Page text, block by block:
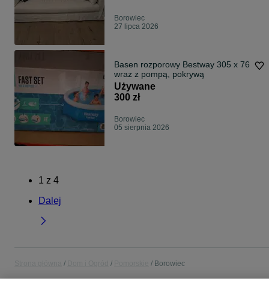
Borowiec
27 lipca 2026
Basen rozporowy Bestway 305 x 76
wraz z pompą, pokrywą
Używane
300 zł
Borowiec
05 sierpnia 2026
1 z 4
Dalej
Borowiec